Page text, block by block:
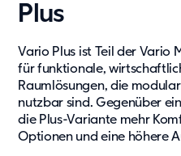
Plus
Vario Plus ist Teil der Vario
für funktionale,
Raumlösungen, die
nutzbar sind. Gegenüber
die Plus-Variante mehr
Optionen und eine höhere